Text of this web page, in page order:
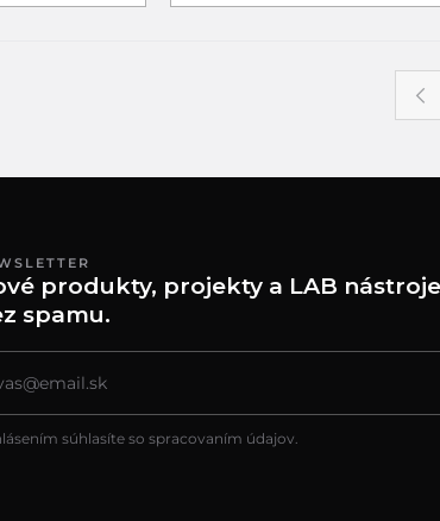
produkty, projekty a LAB
spamu.
súhlasíte so spracovaním údajov.